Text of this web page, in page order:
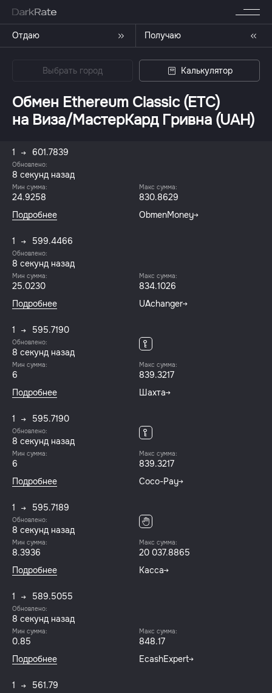
Отдаю Получаю
Выбрать город Калькулятор
Обмен Ethereum Classic (ETC)
на Виза/МастерКард Гривна (UAH)
1 601.7839
Обновлено:
9 секунд назад
Мин сумма:
24.9258
Макс сумма:
830.8629
Подробнее
ObmenMoney
1 599.4466
Обновлено:
9 секунд назад
Мин сумма:
25.0230
Макс сумма:
834.1026
Подробнее
UAchanger
1 595.7190
Обновлено:
9 секунд назад
Мин сумма:
6
Макс сумма:
839.3217
Подробнее
Шахта
1 595.7190
Обновлено:
9 секунд назад
Мин сумма:
6
Макс сумма:
839.3217
Подробнее
Coco-Pay
1 595.7189
Обновлено:
9 секунд назад
Мин сумма:
8.3936
Макс сумма:
20 037.8865
Подробнее
Касса
1 589.5055
Обновлено:
9 секунд назад
Мин сумма:
0.85
Макс сумма:
848.17
Подробнее
EcashExpert
1 561.79